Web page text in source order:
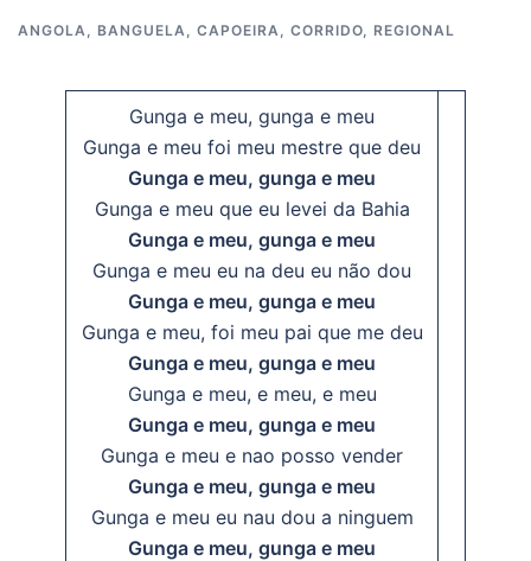
ANGOLA, BANGUELA, CAPOEIRA, CORRIDO, REGIONAL
Gunga e meu, gunga e meu
Gunga e meu foi meu mestre que deu
Gunga e meu, gunga e meu
Gunga e meu que eu levei da Bahia
Gunga e meu, gunga e meu
Gunga e meu eu na deu eu não dou
Gunga e meu, gunga e meu
Gunga e meu, foi meu pai que me deu
Gunga e meu, gunga e meu
Gunga e meu, e meu, e meu
Gunga e meu, gunga e meu
Gunga e meu e nao posso vender
Gunga e meu, gunga e meu
Gunga e meu eu nau dou a ninguem
Gunga e meu, gunga e meu